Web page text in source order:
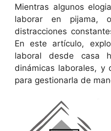
Mientras algunos
laborar en pijama,
distracciones
En este artículo,
laboral desde casa
dinámicas laborales, y
para gestionarla de